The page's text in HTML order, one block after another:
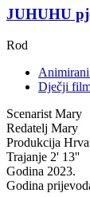
JUHUHU
Rod
Dječji
Scenarist Mary
Redatelj Mary
Produkcija
Trajanje 2' 13''
Godina 2023.
Godina